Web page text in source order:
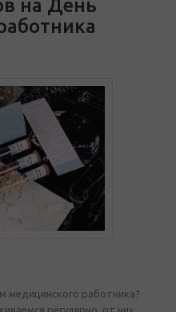
на День
медицинского работника?
регулярно, от них